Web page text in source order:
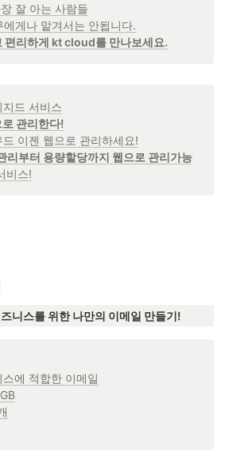
잘 아는 사람들
편리하게 kt cloud를 만나보세요.
관리한다!
리부터 용량할당까지 웹으로 관리가능
비스!
니스를 위한 나만의 이메일 만들기!
에 적합한 이메일